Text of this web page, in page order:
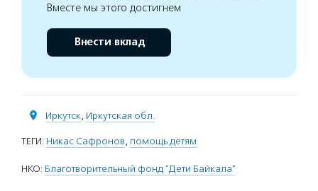
Вместе мы этого достигнем
Внести вклад
Иркутск, Иркутская обл.
ТЕГИ: Никас Сафронов, помощь детям
НКО: Благотворительный фонд "Дети Байкала"